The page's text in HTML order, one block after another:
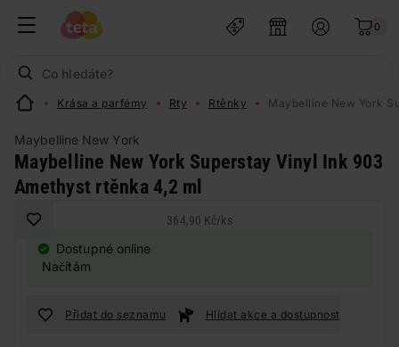
0
Krása a parfémy Rty Rtěnky Maybelline New York
Maybelline New York
Maybelline New York Superstay Vinyl Ink 903
Amethyst rtěnka 4,2 ml
364,90 Kč/ks
Dostupné online
Načítám
Přidat do seznamu Hlídat akce a dostupnost